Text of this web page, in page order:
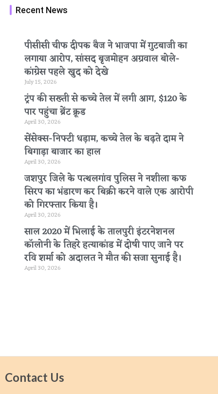
Recent News
पीसीसी चीफ दीपक बैज ने भाजपा में गुटबाजी का
लगाया आरोप, सांसद बृजमोहन अग्रवाल बोले-
कांग्रेस पहले खुद को देखे
July 15, 2026
ट्रंप की सख्ती से कच्चे तेल में लगी आग, $120 के
पार पहुंचा ब्रेंट क्रूड
April 30, 2026
सेंसेक्स-निफ्टी धड़ाम, कच्चे तेल के बढ़ते दाम ने
बिगाड़ा बाजार का हाल
April 30, 2026
जशपुर जिले के पत्थलगांव पुलिस ने नशीला कफ
सिरप का भंडारण कर बिक्री करने वाले एक आरोपी
को गिरफ्तार किया है।
April 30, 2026
साल 2020 में भिलाई के तालपुरी इंटरनेशनल
कॉलोनी के तिहरे हत्याकांड में दोषी पाए जाने पर
रवि शर्मा को अदालत ने मौत की सजा सुनाई है।
April 30, 2026
Contact Us